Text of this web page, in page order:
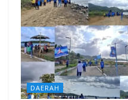
DAERAH